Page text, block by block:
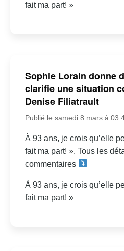
fait ma part! »
Sophie Lorain donne
clarifie une situation
Denise Filiatrault
Publié le samedi 8 mars à
À 93 ans, je crois qu’elle
fait ma part! ». Tous les
commentaires
À 93 ans, je crois qu’elle
fait ma part! »